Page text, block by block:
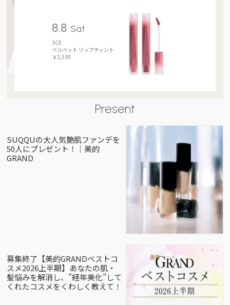
8.8 Sat
3CE
ベルベット リップティント
￥2,530
Present
SUQQUの大人気艶肌ファンデを
50人にプレゼント！｜美的
GRAND
募集終了【美的GRANDベストコ
スメ2026上半期】あなたの肌・
髪悩みを解消し、”経年美化”して
くれたコスメをくわしく教えて！